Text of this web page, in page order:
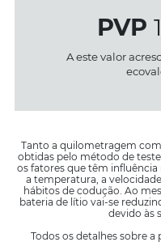
PVP
A este valor
Tanto a quilometragem
obtidas pelo método de
os fatores que têm
a temperatura, a
hábitos de codução. Ao
bateria de lítio vai-se
devido às
Todos os detalhes sobre